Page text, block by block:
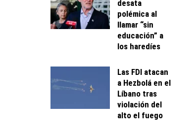
desata
polémica al
llamar “sin
educación” a
los haredíes
Las FDI atacan
a Hezbolá en el
Líbano tras
violación del
alto el fuego